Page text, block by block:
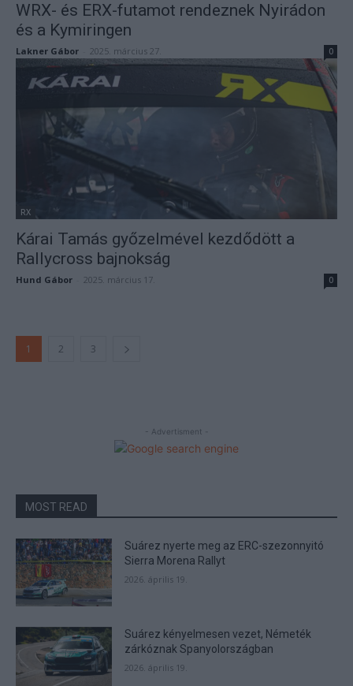
WRX- és ERX-futamot rendeznek Nyirádon
és a Kymiringen
Lakner Gábor 2025. március 27. 0
RX
Kárai Tamás győzelmével kezdődött a
Rallycross bajnokság
Hund Gábor 2025. március 17. 0
1 2 3
- Advertisment -
MOST READ
Suárez nyerte meg az ERC-szezonnyitó
Sierra Morena Rallyt
2026. április 19.
Suárez kényelmesen vezet, Németék
zárkóznak Spanyolországban
2026. április 19.